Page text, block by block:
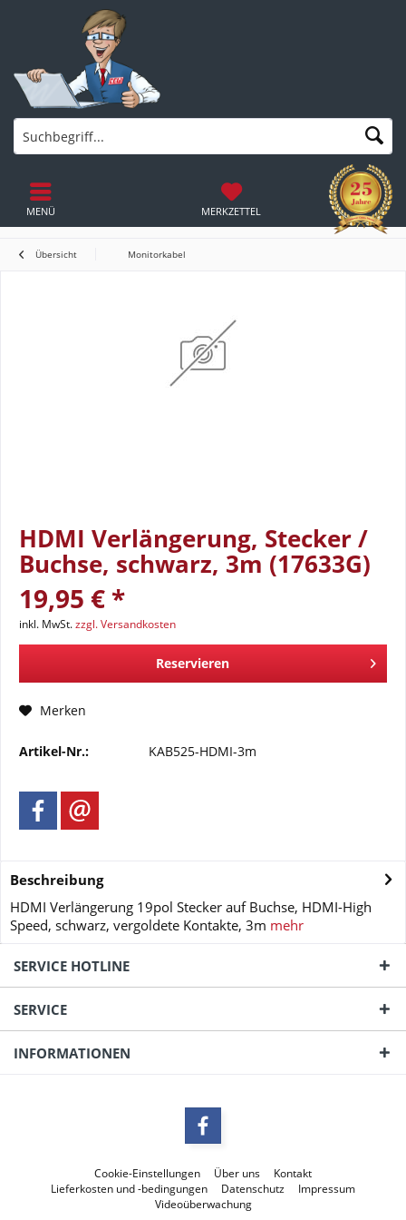
MERKZETTEL
MENÜ
Übersicht Monitorkabel
HDMI Verlängerung, Stecker /
Buchse, schwarz, 3m (17633G)
19,95 € *
inkl. MwSt.zzgl. Versandkosten
Reservieren
Merken
Artikel-Nr.: KAB525-HDMI-3m
Beschreibung
HDMI Verlängerung 19pol Stecker auf Buchse, HDMI-High
Speed, schwarz, vergoldete Kontakte, 3m mehr
SERVICE HOTLINE
SERVICE
INFORMATIONEN
Cookie-Einstellungen Über uns
Kontakt
Lieferkosten und -bedingungen
Datenschutz
Impressum
Videoüberwachung